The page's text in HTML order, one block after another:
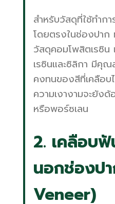
สำหรับวัสดุที่ใช้ทำก
โดยตรงในช่องปาก
วัสดุคอมโพสิตเรซิ
เรซินและซิลิกา มีคุ
คงทนของสีที่เคลือบ
ความเงางามจะยังด้
หรือพอร์ซเลน
2. เคลือบ
นอกช่องป
Veneer)